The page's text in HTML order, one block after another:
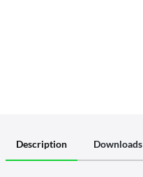
Description Downloads